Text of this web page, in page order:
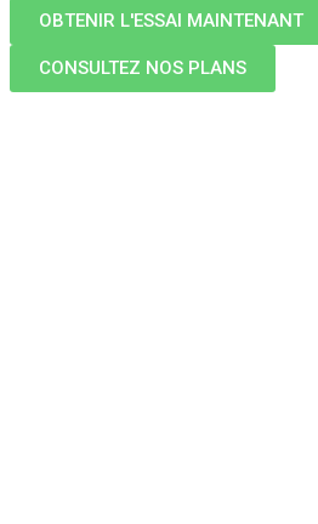
OBTENIR L'ESSAI MAINTENANT
CONSULTEZ NOS PLANS